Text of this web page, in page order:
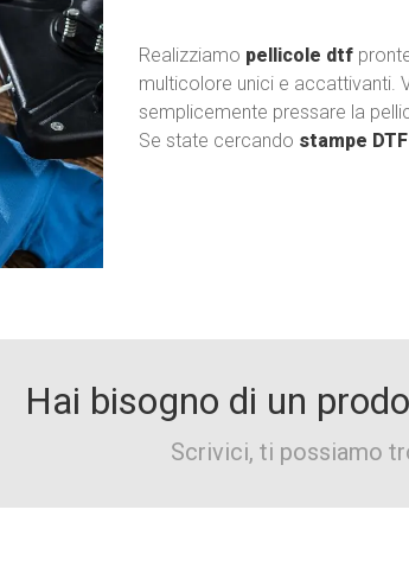
Realizziamo pellicole dtf
multicolore unici e accattivanti.
semplicemente pressare la
Se state cercando stampe DTF
Hai bisogno di un
Scrivici, ti possiamo